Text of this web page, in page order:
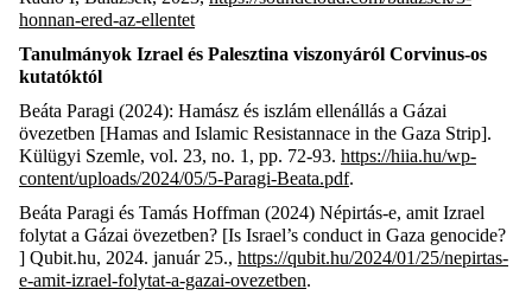
honnan-ered-az-ellentet
Tanulmányok Izrael és Palesztina viszonyáról Corvinus-os
kutatóktól
Beáta Paragi (2024): Hamász és iszlám ellenállás a Gázai
övezetben [Hamas and Islamic Resistannace in the Gaza Strip].
Külügyi Szemle, vol. 23, no. 1, pp. 72-93. https://hiia.hu/wp-
content/uploads/2024/05/5-Paragi-Beata.pdf.
Beáta Paragi és Tamás Hoffman (2024) Népirtás-e, amit Izrael
folytat a Gázai övezetben? [Is Israel’s conduct in Gaza genocide?
] Qubit.hu, 2024. január 25., https://qubit.hu/2024/01/25/nepirtas-
e-amit-izrael-folytat-a-gazai-ovezetben.